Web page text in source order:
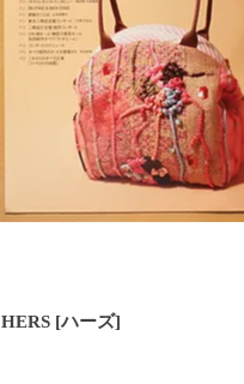
HERS [ハーズ]